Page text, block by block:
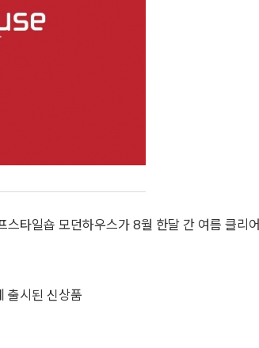
타일숍 모던하우스가 8월 한달 간 여름 클리어
출시된 신상품